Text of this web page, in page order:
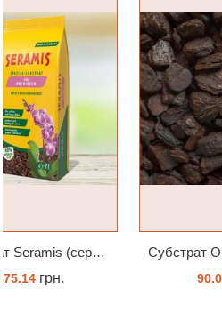
Субстрат Орхіата Besgrow Orchiata фракція 18-25мм